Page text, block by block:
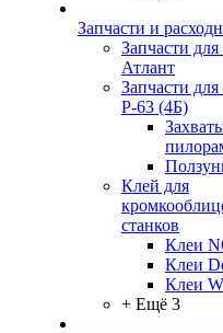
Запчасти и
Запчасти
Атлант
Запчасти
Р-63 (4Б)
Клей для
станков
Клеи
Клеи
Клеи
+ Ещё 3